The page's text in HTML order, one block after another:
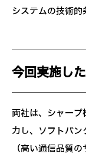
システムの技術的
今回実施し
両社は、シャープ
力し、ソフトバン
（高い通信品質